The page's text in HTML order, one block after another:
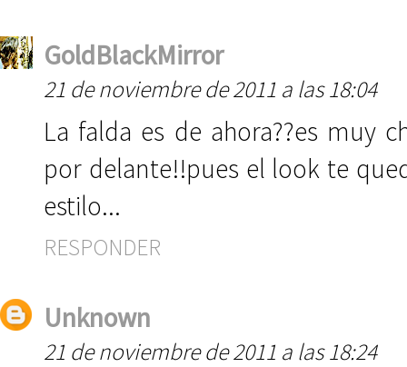
GoldBlackMirror
21 de noviembre de 2011 a las 18:04
La falda es de ahora??es muy
por delante!!pues el look te
estilo...
RESPONDER
Unknown
21 de noviembre de 2011 a las 18:24